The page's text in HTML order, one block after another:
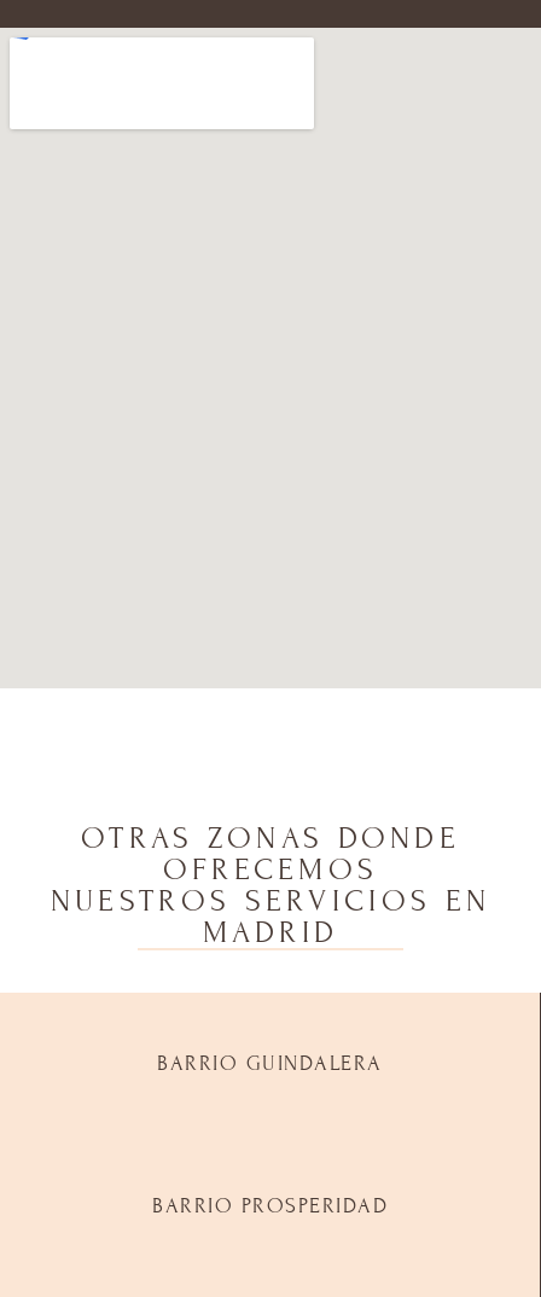
OTRAS ZONAS DONDE
OFRECEMOS
NUESTROS SERVICIOS EN
MADRID
BARRIO GUINDALERA
BARRIO PROSPERIDAD